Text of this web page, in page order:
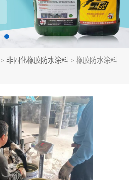
> 非固化橡胶防水涂料 > 橡胶防水涂料
自粘卷材